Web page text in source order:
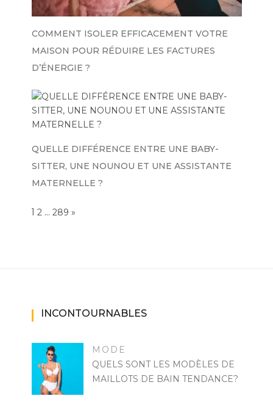
COMMENT ISOLER EFFICACEMENT VOTRE
MAISON POUR RÉDUIRE LES FACTURES
D’ÉNERGIE ?
QUELLE DIFFÉRENCE ENTRE UNE BABY-
SITTER, UNE NOUNOU ET UNE ASSISTANTE
MATERNELLE ?
Page:
1 2 … 289 NEXT
»
INCONTOURNABLES
MODE
QUELS SONT LES MODÈLES DE
MAILLOTS DE BAIN TENDANCE?